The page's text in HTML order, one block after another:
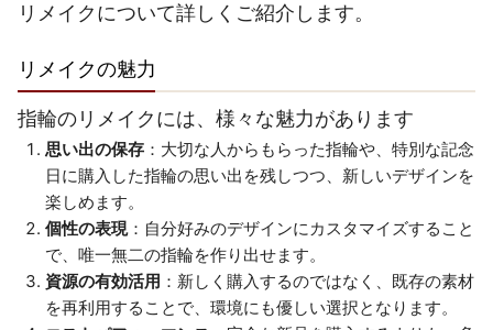
リメイクについて詳しくご紹介します。
リメイクの魅力
指輪のリメイクには、様々な魅力があります
思い出の保存 ：大切な人からもらった指輪や、特別な記念
日に購入した指輪の思い出を残しつつ、新しいデザインを
楽しめます。
個性の表現：自分好みのデザインにカスタマイズすること
で、唯一無二の指輪を作り出せます。
資源の有効活用 ：新しく購入するのではなく、既存の素材
を再利用することで、環境にも優しい選択となります。